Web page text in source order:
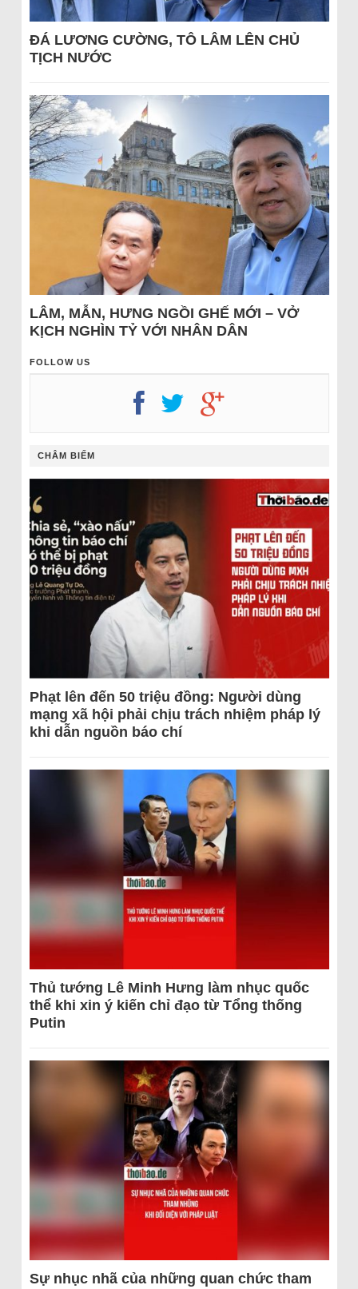
ĐÁ LƯƠNG CƯỜNG, TÔ LÂM LÊN CHỦ
TỊCH NƯỚC
LÂM, MẪN, HƯNG NGỒI GHẾ MỚI – VỞ
KỊCH NGHÌN TỶ VỚI NHÂN DÂN
FOLLOW US
CHÂM BIẾM
Phạt lên đến 50 triệu đồng: Người dùng
mạng xã hội phải chịu trách nhiệm pháp lý
khi dẫn nguồn báo chí
Thủ tướng Lê Minh Hưng làm nhục quốc
thể khi xin ý kiến chỉ đạo từ Tổng thống
Putin
Sự nhục nhã của những quan chức tham